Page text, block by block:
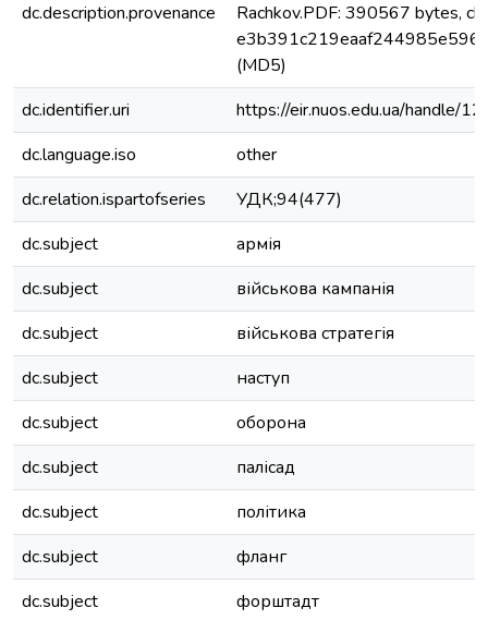
dc.description.provenance
Rachkov.PDF: 390567 bytes,
(MD5)
dc.identifier.uri
https://eir.nuos.edu.ua/handle/
dc.language.iso
other
dc.relation.ispartofseries
УДК;94(477)
dc.subject
армія
dc.subject
військова кампанія
dc.subject
військова стратегія
dc.subject
наступ
dc.subject
оборона
dc.subject
палісад
dc.subject
політика
dc.subject
фланг
dc.subject
форштадт